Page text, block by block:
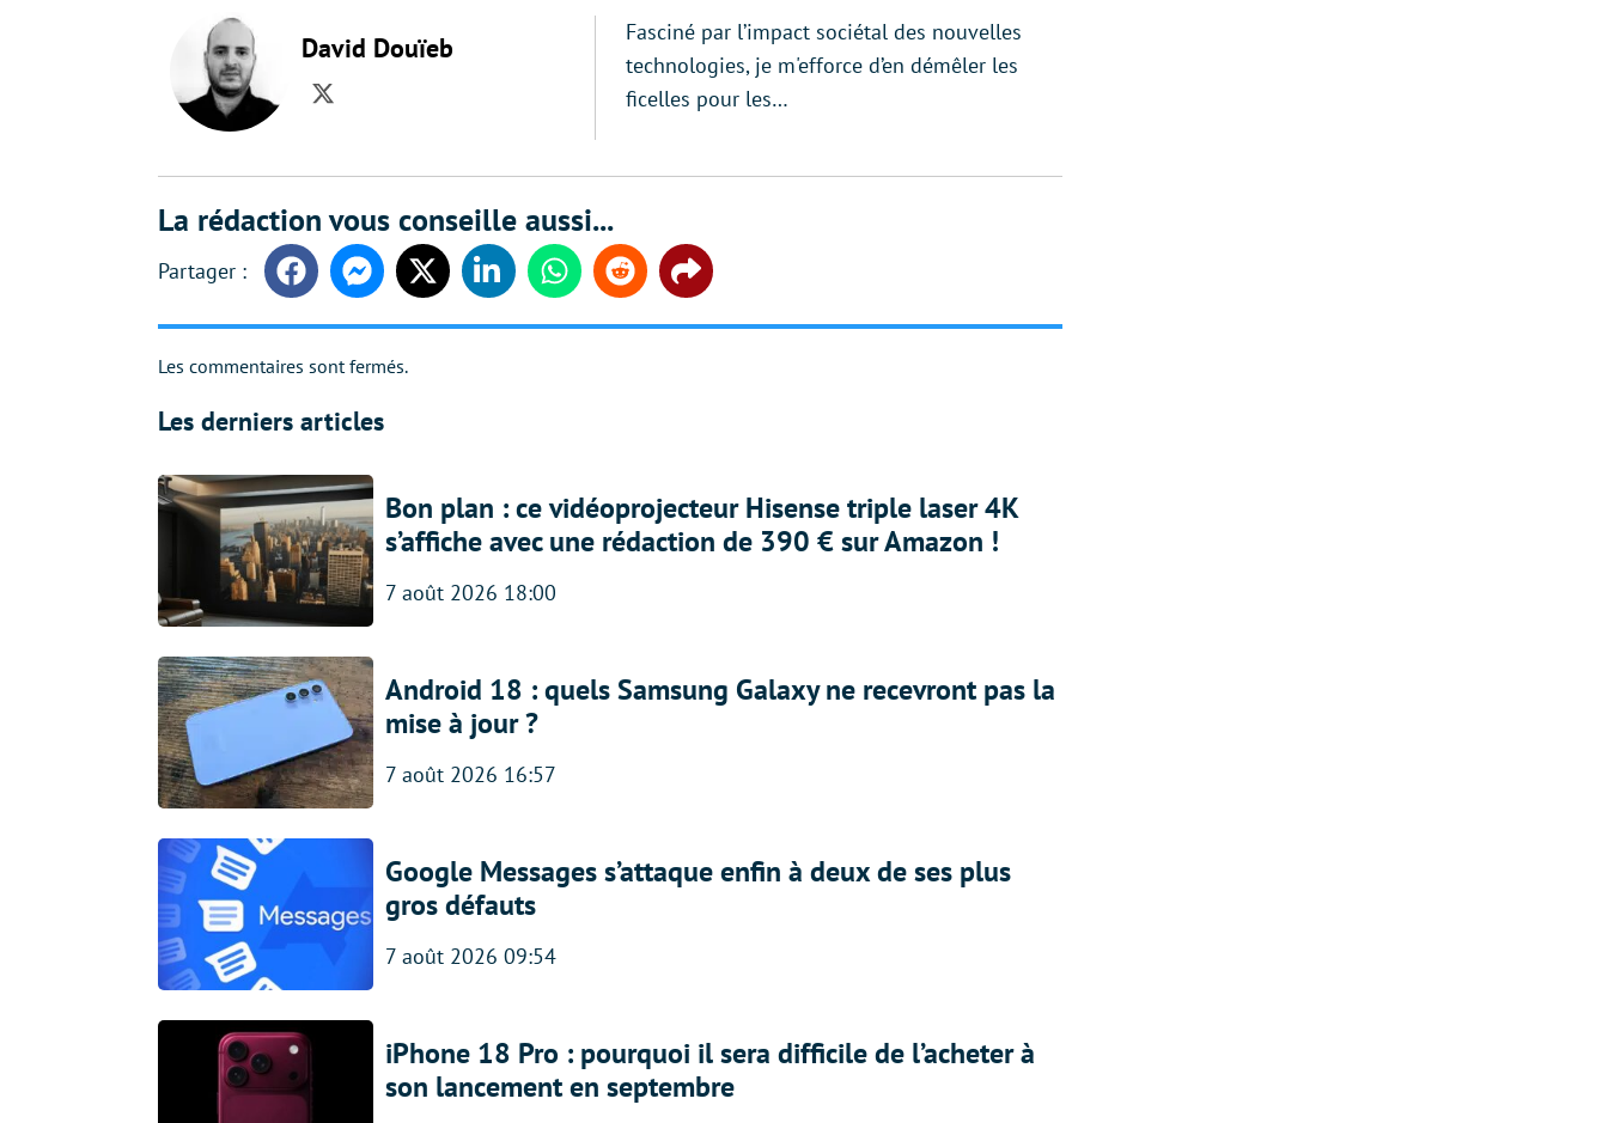
David Douïeb
Twitter
Fasciné par l’impact sociétal des nouvelles
technologies, je m'efforce d’en démêler les
ficelles pour les…
La rédaction vous conseille aussi...
FacebookMessengerTwitter LinkedinWhatsappReddit Share
Les commentaires sont fermés.
Les derniers articles
Bon plan : ce vidéoprojecteur Hisense triple laser 4K
s’affiche avec une rédaction de 390 € sur Amazon !
7 août 2026 18:00
Android 18 : quels Samsung Galaxy ne recevront pas la
mise à jour ?
7 août 2026 16:57
Google Messages s’attaque enfin à deux de ses plus
gros défauts
7 août 2026 09:54
iPhone 18 Pro : pourquoi il sera difficile de l’acheter à
son lancement en septembre